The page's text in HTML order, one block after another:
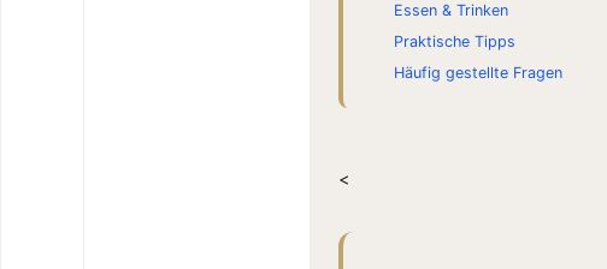
Essen & Trinken
Praktische Tipps
Häufig gestellte Fragen
<